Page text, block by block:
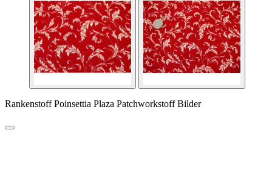
Rankenstoff Poinsettia Plaza Patchworkstoff Bilder